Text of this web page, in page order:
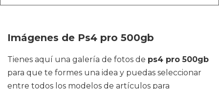
Imágenes de Ps4 pro 500gb
Tienes aquí una galería de fotos de ps4 pro 500gb
para que te formes una idea y puedas seleccionar
entre todos los modelos de artículos para